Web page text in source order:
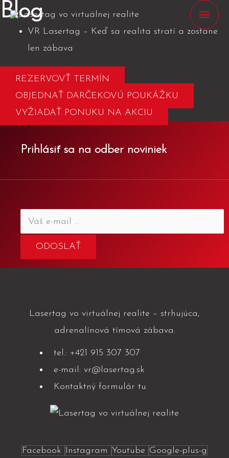
Blog
VR Lasertag – Keď sa realita stratí a zostane
len zábava
REZERVOVŤ TERMÍN
OBJEDNAŤ DARČEKOVÚ POUKÁŽKU
VYŽIADAŤ PONUKU NA AKCIU
Prihlásiť sa na odber noviniek
Lasertag vo virtuálnej realite – strhujúca,
adrenalínová tímová zábava.
tel.: +421 915 307 307
e-mail: vr@lasertag.sk
Kontaktný formulár tu
Facebook Instagram Youtube Google-plus-g